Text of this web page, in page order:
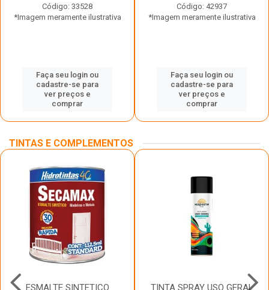
Código: 33528
*Imagem meramente ilustrativa
Faça seu login ou
cadastre-se para
ver preços e
comprar
Código: 42937
*Imagem meramente ilustrativa
Faça seu login ou
cadastre-se para
ver preços e
comprar
TINTAS E COMPLEMENTOS
ESMALTE SINTETICO TINTA SPRAY USO GERAL